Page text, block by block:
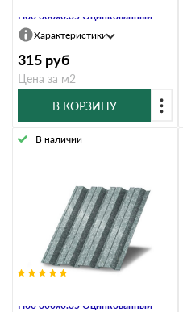
Н60 600х0.35 Оцинкованный
Характеристики
315 руб
Цена за м2
В КОРЗИНУ
Н60 800х0.35 Оцинкованный
В наличии